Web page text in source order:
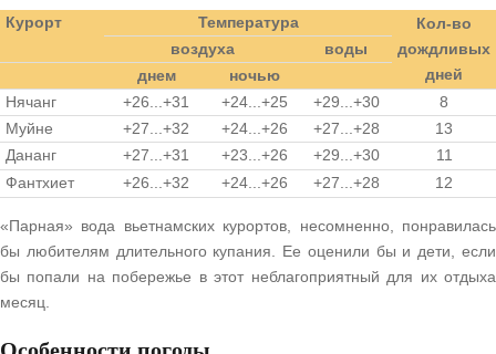
Курорт Температура
Кол-во
дождливых
дней
воздуха
воды
днем
ночью
Нячанг
+26...+31 +24...+25 +29...+30
8
Муйне
+27...+32 +24...+26 +27...+28
13
Дананг
+27...+31 +23...+26 +29...+30
11
Фантхиет
+26...+32 +24...+26 +27...+28 12
«Парная» вода вьетнамских курортов, несомненно, понравилась
бы любителям длительного купания. Ее оценили бы и дети, если
бы попали на побережье в этот неблагоприятный для их отдыха
месяц.
Особенности погоды